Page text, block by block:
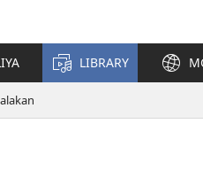
LIBRARY